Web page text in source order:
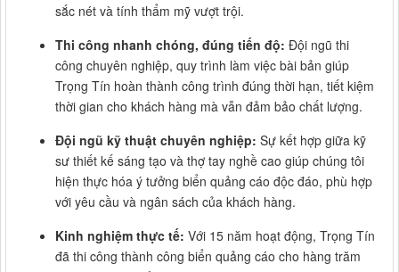
sắc nét và tính thẩm mỹ vượt trội.
Thi công nhanh chóng, đúng tiến độ: Đội ngũ thi
công chuyên nghiệp, quy trình làm việc bài bản giúp
Trọng Tín hoàn thành công trình đúng thời hạn, tiết kiệm
thời gian cho khách hàng mà vẫn đảm bảo chất lượng.
Đội ngũ kỹ thuật chuyên nghiệp: Sự kết hợp giữa kỹ
sư thiết kế sáng tạo và thợ tay nghề cao giúp chúng tôi
hiện thực hóa ý tưởng biển quảng cáo độc đáo, phù hợp
với yêu cầu và ngân sách của khách hàng.
Kinh nghiệm thực tế: Với 15 năm hoạt động, Trọng Tín
đã thi công thành công biển quảng cáo cho hàng trăm